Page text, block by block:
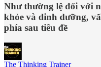
Như thường lệ đối với
khỏe và dinh dưỡng,
phía sau tiêu đề
The Thinking Trainer